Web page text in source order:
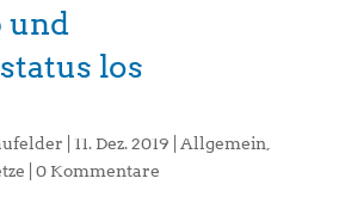
und
los
11. Dez. 2019 Allgemein
0 Kommentare